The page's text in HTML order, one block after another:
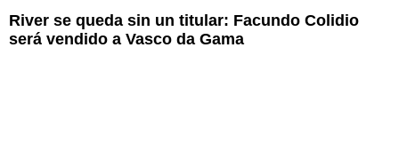
River se queda sin un titular: Facundo Colidio
será vendido a Vasco da Gama